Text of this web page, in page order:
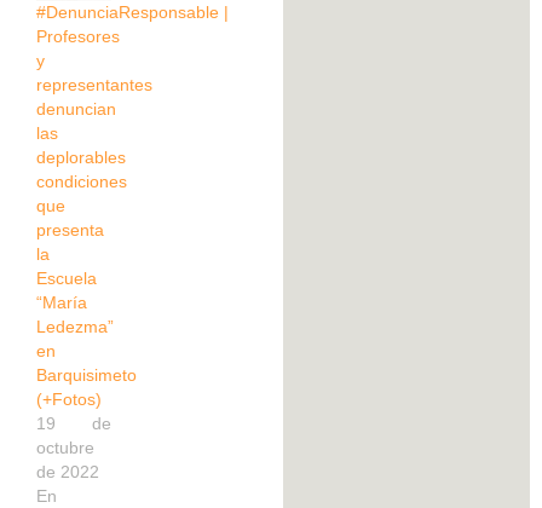
#DenunciaResponsable |
Profesores
y
representantes
denuncian
las
deplorables
condiciones
que
presenta
la
Escuela
“María
Ledezma”
en
Barquisimeto
(+Fotos)
19 de
octubre
de 2022
En